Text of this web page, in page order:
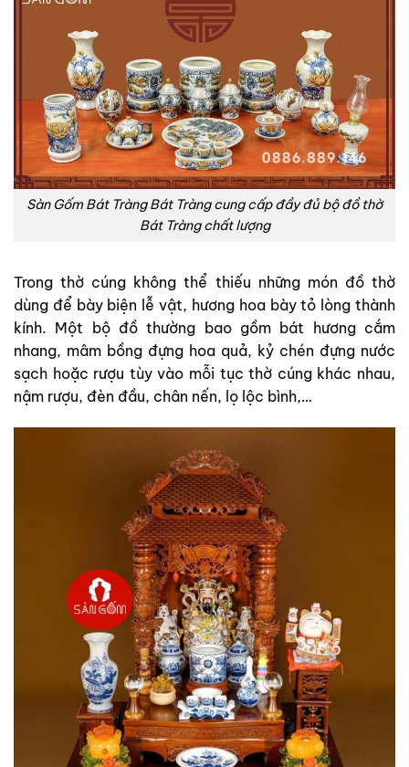
Sàn Gốm Bát Tràng Bát Tràng cung cấp đầy đủ bộ đồ thờ
Bát Tràng chất lượng
Trong thờ cúng không thể thiếu những món đồ thờ
dùng để bày biện lễ vật, hương hoa bày tỏ lòng thành
kính. Một bộ đồ thường bao gồm bát hương cắm
nhang, mâm bồng đựng hoa quả, kỷ chén đựng nước
sạch hoặc rượu tùy vào mỗi tục thờ cúng khác nhau,
nậm rượu, đèn đầu, chân nến, lọ lộc bình,…